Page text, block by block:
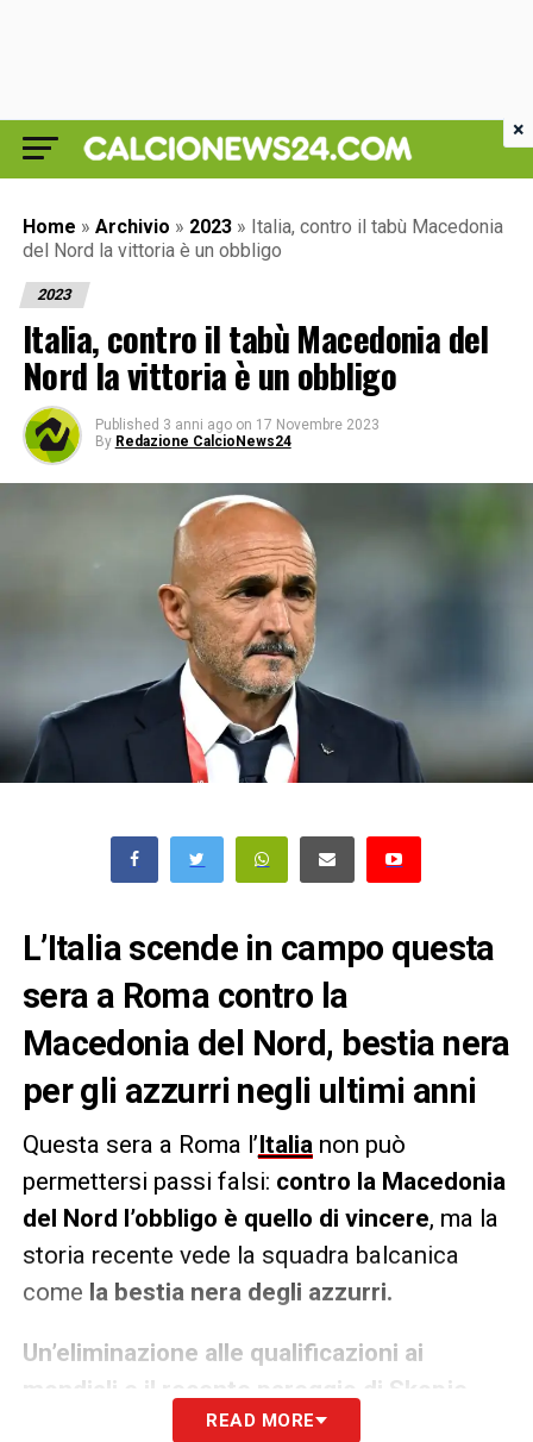
Home » Archivio » 2023 » Italia, contro il tabù Macedonia
del Nord la vittoria è un obbligo
2023
Italia, contro il tabù Macedonia del
Nord la vittoria è un obbligo
Published 3 anni ago on 17 Novembre 2023
By Redazione CalcioNews24
L’Italia scende in campo questa
sera a Roma contro la
Macedonia del Nord, bestia nera
per gli azzurri negli ultimi anni
Questa sera a Roma l’Italia non può
permettersi passi falsi: contro la Macedonia
del Nord l’obbligo è quello di vincere, ma la
storia recente vede la squadra balcanica
come la bestia nera degli azzurri.
Un’eliminazione alle qualificazioni ai
mondiali e il recente pareggio di Skopje
Questa sera gli Azzurri hanno l’obbligo di
READ MORE
×